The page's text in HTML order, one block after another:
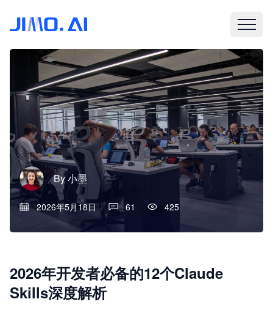
By小墨
2026年5月18日 61 425
2026年开发者必备的12个Claude
Skills深度解析